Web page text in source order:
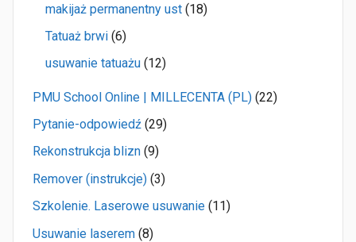
makijaż permanentny ust (18)
Tatuaż brwi (6)
usuwanie tatuażu (12)
PMU School Online | MILLECENTA (PL) (22)
Pytanie-odpowiedź (29)
Rekonstrukcja blizn (9)
Remover (instrukcje) (3)
Szkolenie. Laserowe usuwanie (11)
Usuwanie laserem (8)